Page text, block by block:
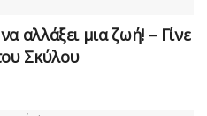
αλλάξει μια ζωή! – Γίνε
Σκύλου